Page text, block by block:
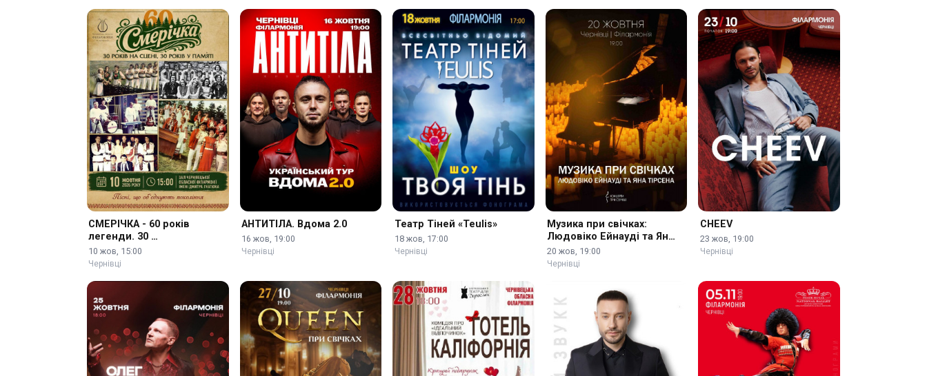
СМЕРІЧКА - 60 років
легенди. 30 …
10 жов, 15:00
Чернівці
АНТИТІЛА. Вдома 2.0
16 жов, 19:00
Чернівці
Театр Тіней «Teulis»
18 жов, 17:00
Чернівці
Музика при свічках:
Людовіко Ейнауді та Ян
Тірсен
20 жов, 19:00
Чернівці
CHEEV
23 жов, 19:00
Чернівці